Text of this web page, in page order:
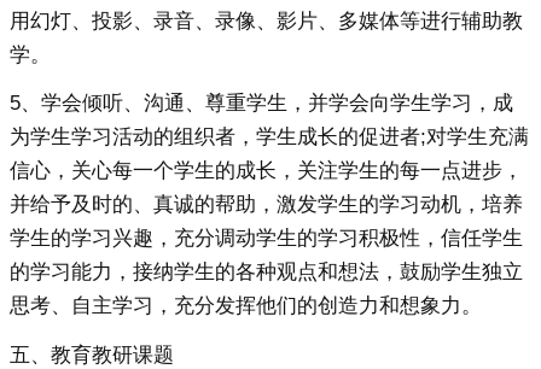
用幻灯、投影、录音、录像、影片、多媒体等进行辅助教
学。
5、学会倾听、沟通、尊重学生，并学会向学生学习，成
为学生学习活动的组织者，学生成长的促进者;对学生充满
信心，关心每一个学生的成长，关注学生的每一点进步，
并给予及时的、真诚的帮助，激发学生的学习动机，培养
学生的学习兴趣，充分调动学生的学习积极性，信任学生
的学习能力，接纳学生的各种观点和想法，鼓励学生独立
思考、自主学习，充分发挥他们的创造力和想象力。
五、教育教研课题